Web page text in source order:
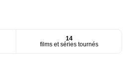
14
films et séries tournés